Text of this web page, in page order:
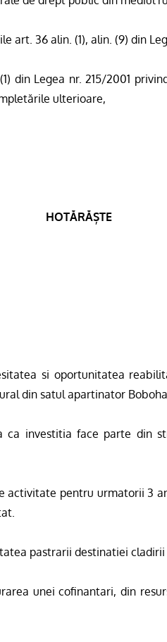
art. 36 alin. (1), alin. (9) din
din Legea nr. 215/2001
ulterioare,
HOTĂRĂȘTE
si oportunitatea
din satul apartinator
ca investitia face parte din
activitate pentru urmatorii 3
pastrarii destinatiei cladirii
unei cofinantari, din